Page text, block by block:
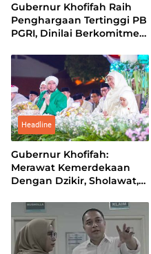
Gubernur Khofifah Raih
Penghargaan Tertinggi PB
PGRI, Dinilai Berkomitmen
Headline
Gubernur Khofifah:
Merawat Kemerdekaan
Dengan Dzikir, Sholawat,